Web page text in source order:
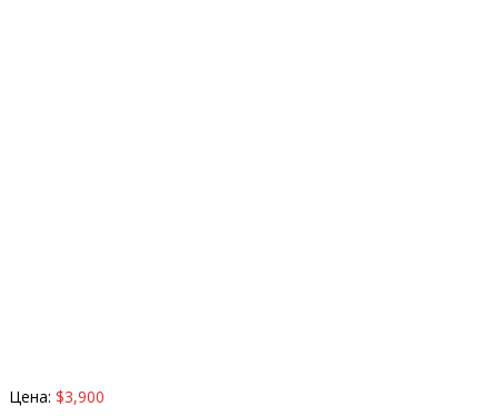
Цена: $3,900